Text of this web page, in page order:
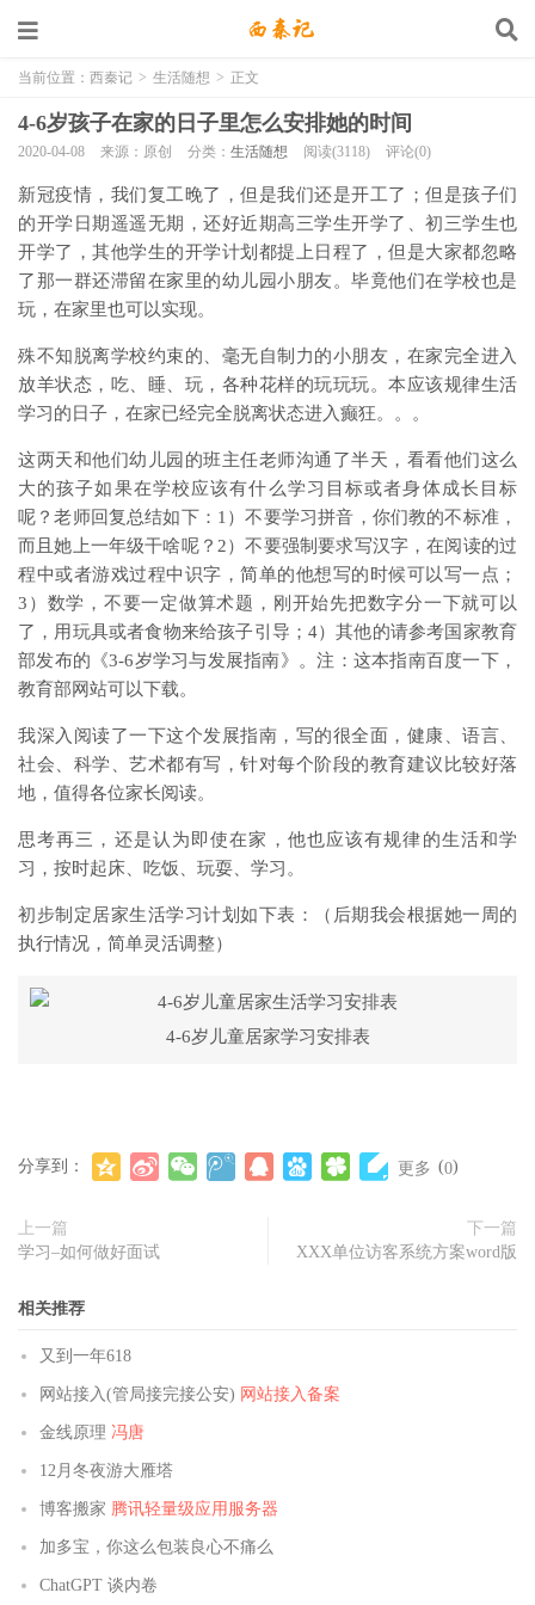
当前位置： 西秦记 > 生活随想 > 正文
4-6岁孩子在家的日子里怎么安排她的时间
2020-04-08 来源：原创 分类： 生活随想 阅读(3118) 评论(0)
新冠疫情，我们复工晚了，但是我们还是开工了；但是孩子们
的开学日期遥遥无期，还好近期高三学生开学了、初三学生也
开学了，其他学生的开学计划都提上日程了，但是大家都忽略
了那一群还滞留在家里的幼儿园小朋友。毕竟他们在学校也是
玩，在家里也可以实现。
殊不知脱离学校约束的、毫无自制力的小朋友，在家完全进入
放羊状态，吃、睡、玩，各种花样的玩玩玩。本应该规律生活
学习的日子，在家已经完全脱离状态进入癫狂。。。
这两天和他们幼儿园的班主任老师沟通了半天，看看他们这么
大的孩子如果在学校应该有什么学习目标或者身体成长目标
呢？老师回复总结如下：1）不要学习拼音，你们教的不标准，
而且她上一年级干啥呢？2）不要强制要求写汉字，在阅读的过
程中或者游戏过程中识字，简单的他想写的时候可以写一点；
3）数学，不要一定做算术题，刚开始先把数字分一下就可以
了，用玩具或者食物来给孩子引导；4）其他的请参考国家教育
部发布的《3-6岁学习与发展指南》。注：这本指南百度一下，
教育部网站可以下载。
我深入阅读了一下这个发展指南，写的很全面，健康、语言、
社会、科学、艺术都有写，针对每个阶段的教育建议比较好落
地，值得各位家长阅读。
思考再三，还是认为即使在家，他也应该有规律的生活和学
习，按时起床、吃饭、玩耍、学习。
初步制定居家生活学习计划如下表：（后期我会根据她一周的
执行情况，简单灵活调整）
4-6岁儿童居家学习安排表
分享到： 更多 (0)
上一篇
学习–如何做好面试
下一篇
XXX单位访客系统方案word版
相关推荐
又到一年618
网站接入(管局接完接公安) 网站接入备案
金线原理 冯唐
12月冬夜游大雁塔
博客搬家 腾讯轻量级应用服务器
加多宝，你这么包装良心不痛么
ChatGPT 谈内卷